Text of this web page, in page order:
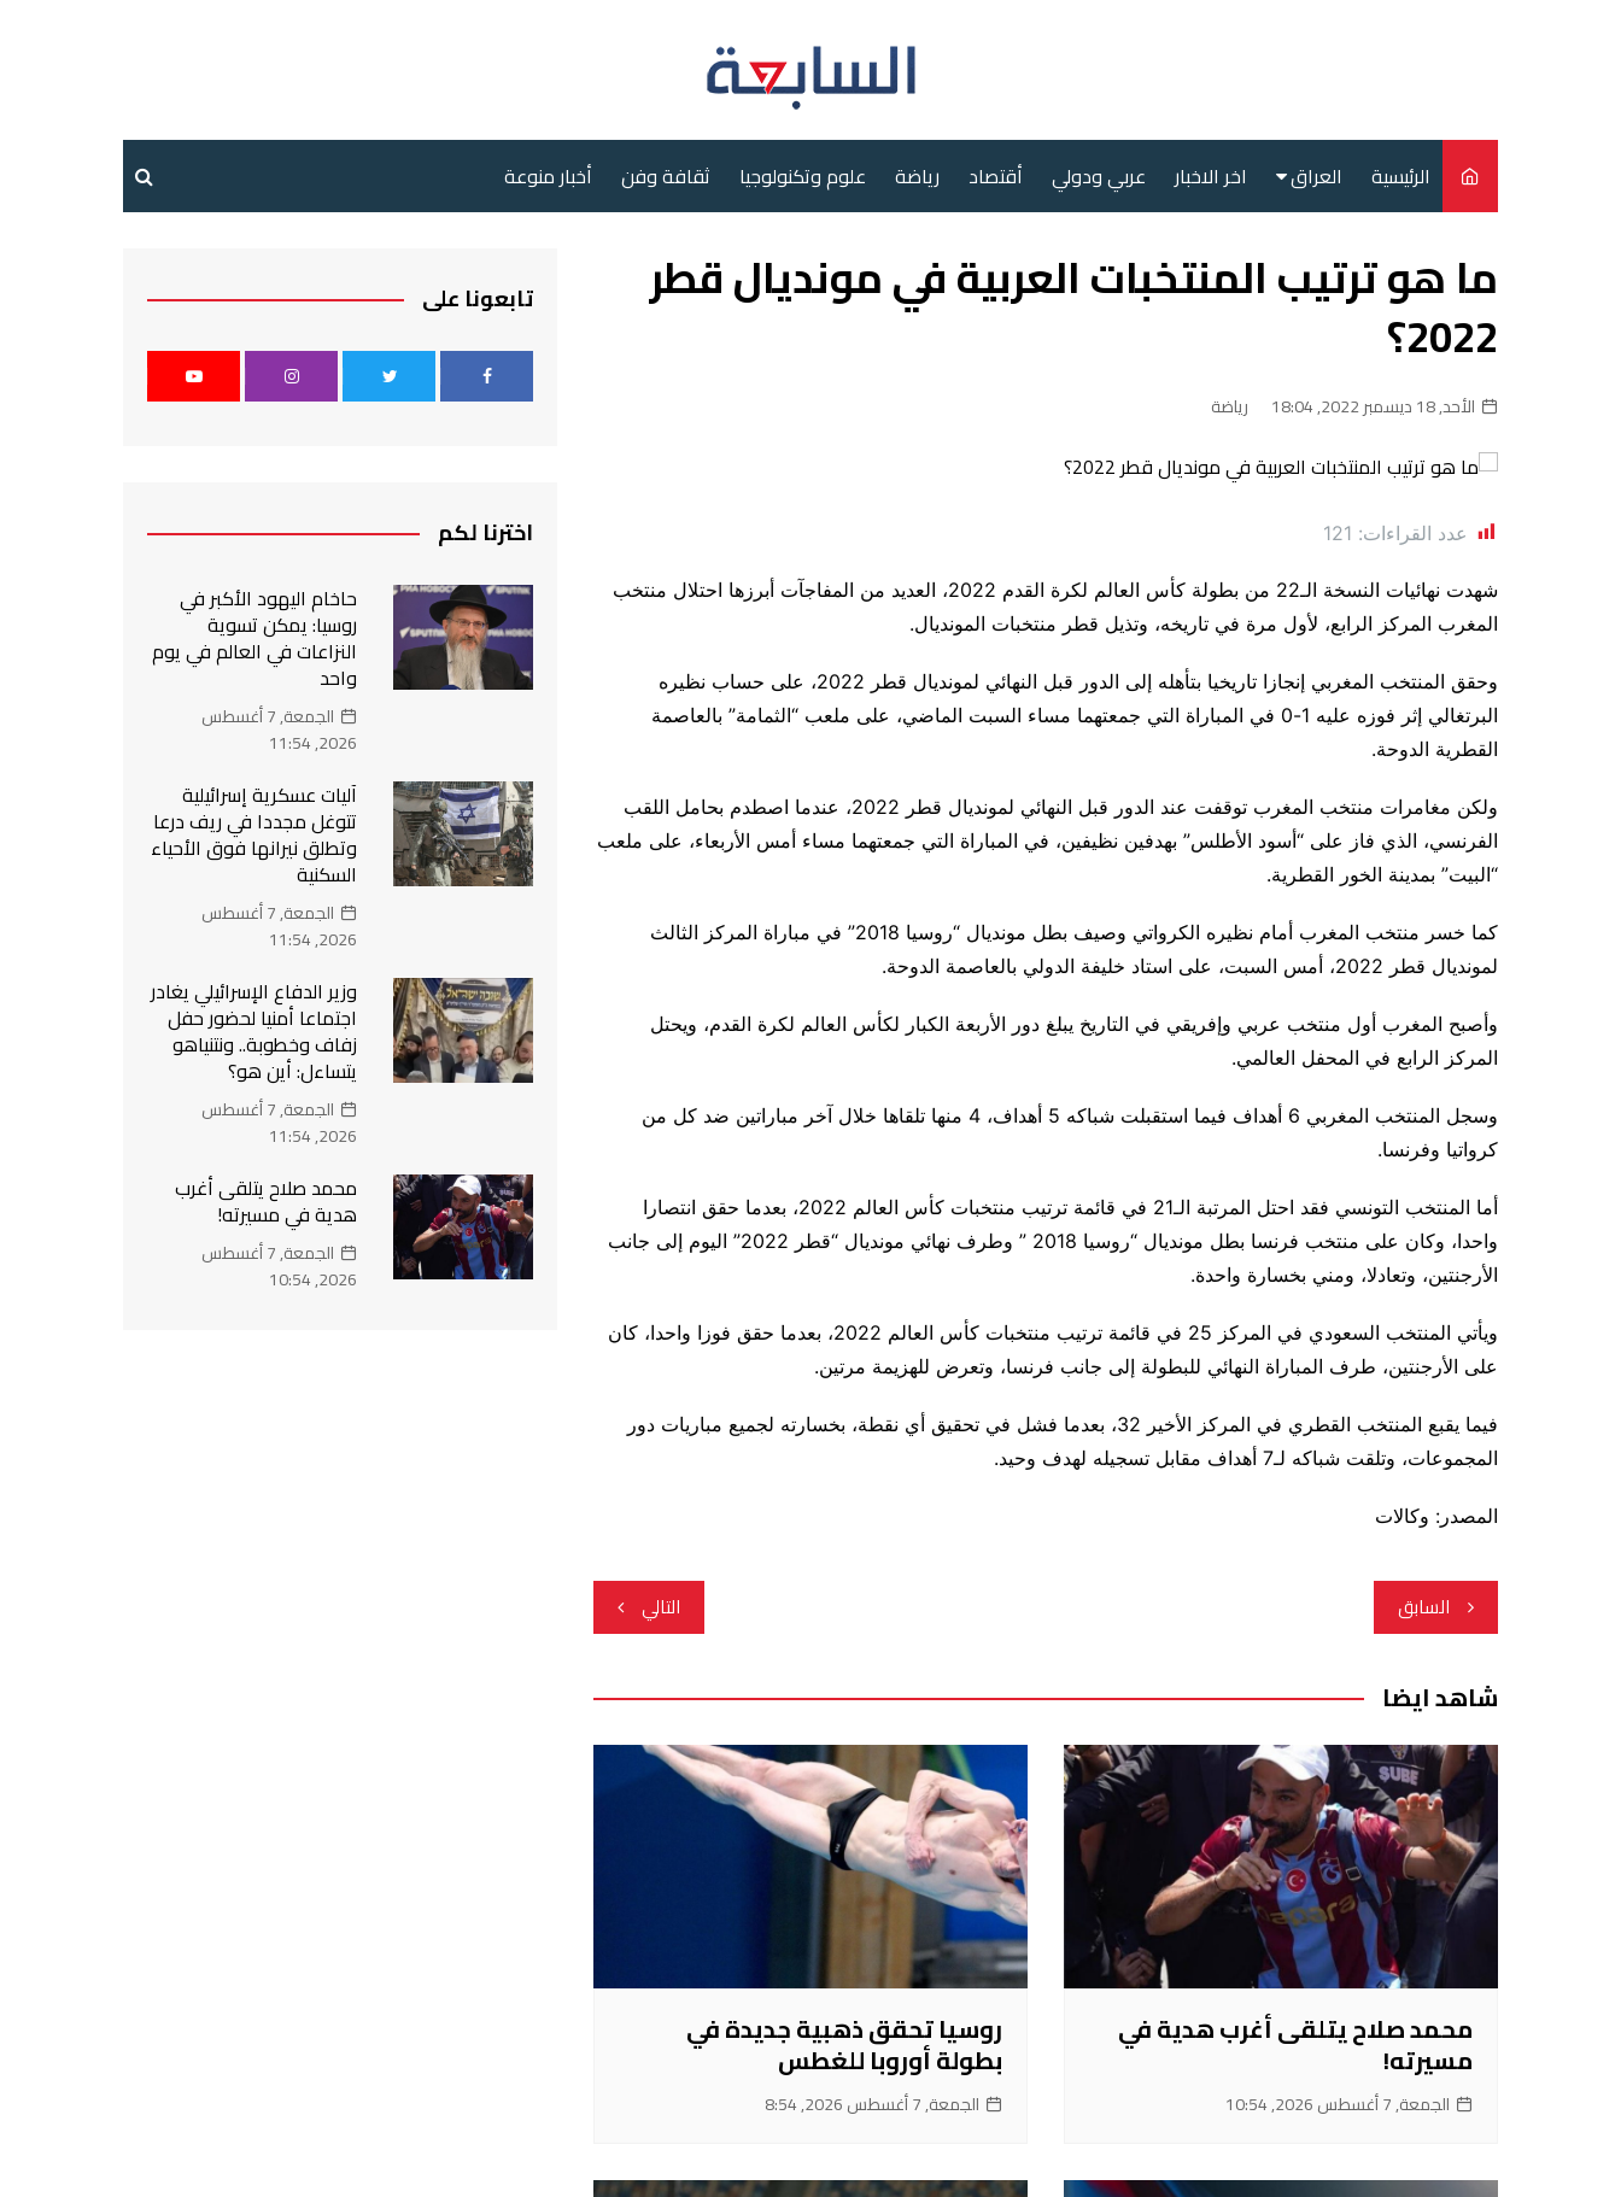
الرئيسية العراق
سياسة
اخر الاخبار عربي ودولي أقتصاد رياضة علوم وتكنولوجيا ثقافة وفن أخبار منوعة
ما هو ترتيب المنتخبات العربية في مونديال قطر
2022؟
الأحد, 18 ديسمبر 2022, 18:04 رياضة
عدد القراءات: 121
شهدت نهائيات النسخة الـ22 من بطولة كأس العالم لكرة القدم 2022، العديد من المفاجآت أبرزها احتلال منتخب
المغرب المركز الرابع، لأول مرة في تاريخه، وتذيل قطر منتخبات المونديال.
وحقق المنتخب المغربي إنجازا تاريخيا بتأهله إلى الدور قبل النهائي لمونديال قطر 2022، على حساب نظيره
البرتغالي إثر فوزه عليه 1-0 في المباراة التي جمعتهما مساء السبت الماضي، على ملعب “الثمامة” بالعاصمة
القطرية الدوحة.
ولكن مغامرات منتخب المغرب توقفت عند الدور قبل النهائي لمونديال قطر 2022، عندما اصطدم بحامل اللقب
الفرنسي، الذي فاز على “أسود الأطلس” بهدفين نظيفين، في المباراة التي جمعتهما مساء أمس الأربعاء، على ملعب
“البيت” بمدينة الخور القطرية.
كما خسر منتخب المغرب أمام نظيره الكرواتي وصيف بطل مونديال “روسيا 2018” في مباراة المركز الثالث
لمونديال قطر 2022، أمس السبت، على استاد خليفة الدولي بالعاصمة الدوحة.
وأصبح المغرب أول منتخب عربي وإفريقي في التاريخ يبلغ دور الأربعة الكبار لكأس العالم لكرة القدم، ويحتل
المركز الرابع في المحفل العالمي.
وسجل المنتخب المغربي 6 أهداف فيما استقبلت شباكه 5 أهداف، 4 منها تلقاها خلال آخر مباراتين ضد كل من
كرواتيا وفرنسا.
أما المنتخب التونسي فقد احتل المرتبة الـ21 في قائمة ترتيب منتخبات كأس العالم 2022، بعدما حقق انتصارا
واحدا، وكان على منتخب فرنسا بطل مونديال “روسيا 2018 ” وطرف نهائي مونديال “قطر 2022” اليوم إلى جانب
الأرجنتين، وتعادلا، ومني بخسارة واحدة.
ويأتي المنتخب السعودي في المركز 25 في قائمة ترتيب منتخبات كأس العالم 2022، بعدما حقق فوزا واحدا، كان
على الأرجنتين، طرف المباراة النهائي للبطولة إلى جانب فرنسا، وتعرض للهزيمة مرتين.
فيما يقبع المنتخب القطري في المركز الأخير 32، بعدما فشل في تحقيق أي نقطة، بخسارته لجميع مباريات دور
المجموعات، وتلقت شباكه لـ7 أهداف مقابل تسجيله لهدف وحيد.
المصدر: وكالات
تصفّح
المقالات
السابق التالي
شاهد ايضا
محمد صلاح يتلقى أغرب هدية في
مسيرته!
الجمعة, 7 أغسطس 2026, 10:54
روسيا تحقق ذهبية جديدة في
بطولة أوروبا للغطس
الجمعة, 7 أغسطس 2026, 8:54
تابعونا على
اخترنا لكم
حاخام اليهود الأكبر في
روسيا: يمكن تسوية
النزاعات في العالم في يوم
واحد
الجمعة, 7 أغسطس
2026, 11:54
آليات عسكرية إسرائيلية
تتوغل مجددا في ريف درعا
وتطلق نيرانها فوق الأحياء
السكنية
الجمعة, 7 أغسطس
2026, 11:54
وزير الدفاع الإسرائيلي يغادر
اجتماعا أمنيا لحضور حفل
زفاف وخطوبة.. ونتنياهو
يتساءل: أين هو؟
الجمعة, 7 أغسطس
2026, 11:54
محمد صلاح يتلقى أغرب
هدية في مسيرته!
الجمعة, 7 أغسطس
2026, 10:54